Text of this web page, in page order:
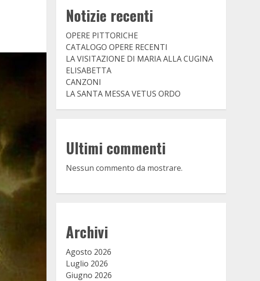
Notizie recenti
OPERE PITTORICHE
CATALOGO OPERE RECENTI
LA VISITAZIONE DI MARIA ALLA CUGINA
ELISABETTA
CANZONI
LA SANTA MESSA VETUS ORDO
Ultimi commenti
Nessun commento da mostrare.
Archivi
Agosto 2026
Luglio 2026
Giugno 2026